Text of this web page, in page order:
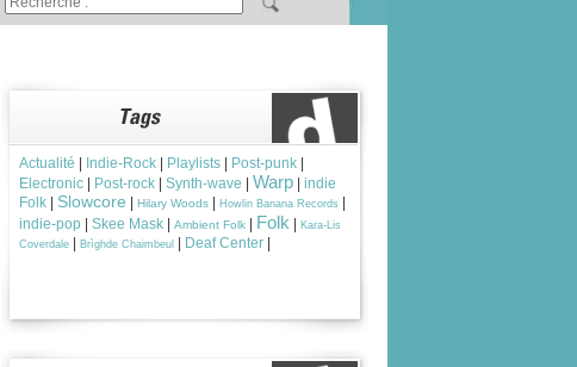
Actualité Indie-Rock Playlists Post-punk
Electronic
Post-rock Synth-wave Warp
indie
Folk
Slowcore Hilary Woods Howlin Banana Records
indie-pop
Skee Mask Ambient Folk Folk
Kara-Lis
Coverdale
Brìghde Chaimbeul Deaf Center